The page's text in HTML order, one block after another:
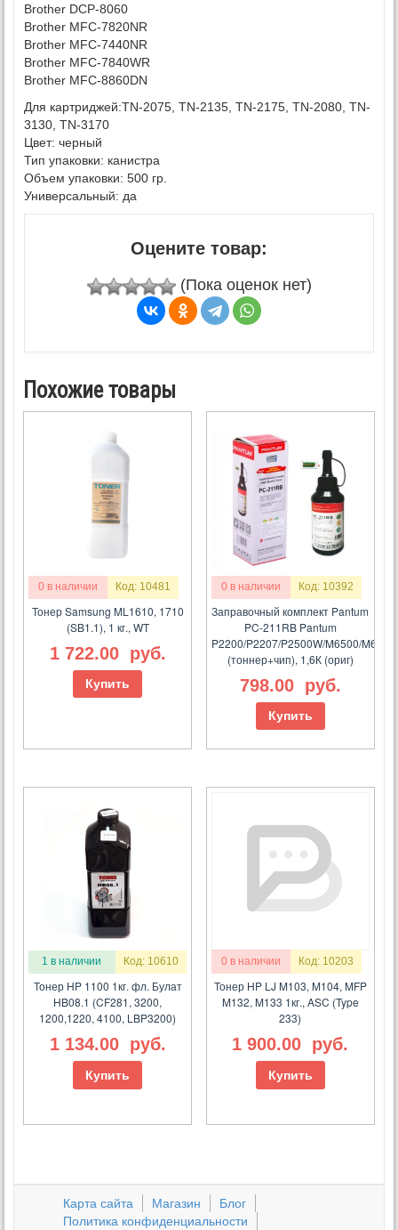
Brother DCP-8060
Brother MFC-7820NR
Brother MFC-7440NR
Brother MFC-7840WR
Brother MFC-8860DN
Для картриджей:TN-2075, TN-2135, TN-2175, TN-2080, TN-
3130, TN-3170
Цвет: черный
Тип упаковки: канистра
Объем упаковки: 500 гр.
Универсальный: да
Оцените товар:
(Пока оценок нет)
Похожие товары
0 в наличии Код: 10481
Тонер Samsung ML1610, 1710
(SB1.1), 1 кг., WT
1 722.00 руб.
Купить
0 в наличии Код: 10392
Заправочный комплект Pantum
PC-211RB Pantum
P2200/P2207/P2500W/M6500/M6607
(тоннер+чип), 1,6К (ориг)
798.00 руб.
Купить
1 в наличии Код: 10610
Тонер HP 1100 1кг. фл. Булат
HB08.1 (CF281, 3200,
1200,1220, 4100, LBP3200)
1 134.00 руб.
Купить
0 в наличии Код: 10203
Тонер HP LJ M103, M104, MFP
M132, M133 1кг., ASC (Type
233)
1 900.00 руб.
Купить
Карта сайта Магазин
Блог
Политика конфиденциальности